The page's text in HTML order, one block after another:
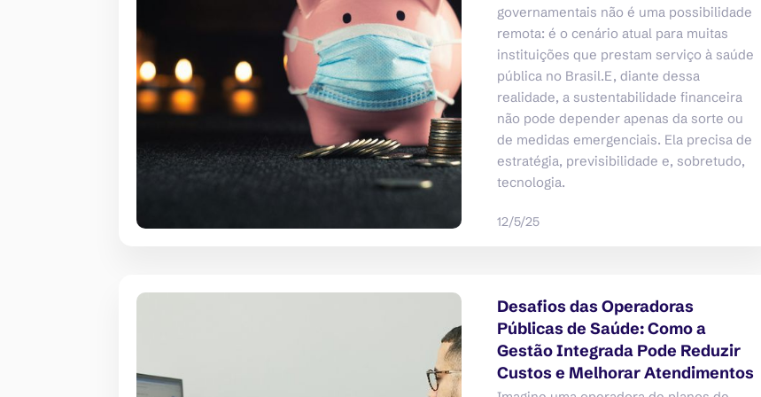
governamentais não é uma possibilidade
remota: é o cenário atual para muitas
instituições que prestam serviço à saúde
pública no Brasil.E, diante dessa
realidade, a sustentabilidade financeira
não pode depender apenas da sorte ou
de medidas emergenciais. Ela precisa de
estratégia, previsibilidade e, sobretudo,
tecnologia.‍
12/5/25
Desafios das Operadoras
Públicas de Saúde: Como a
Gestão Integrada Pode Reduzir
Custos e Melhorar Atendimentos